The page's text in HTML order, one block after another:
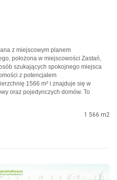
z miejscowym planem
położona w miejscowości Zastań,
szukających spokojnego miejsca
z potencjałem
1566 m² i znajduje się w
oraz pojedynczych domów. To
1 566 m2